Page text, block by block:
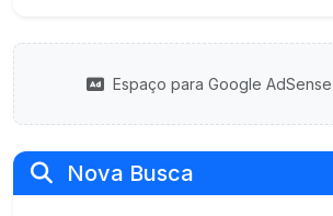
Espaço para Google
Nova Busca